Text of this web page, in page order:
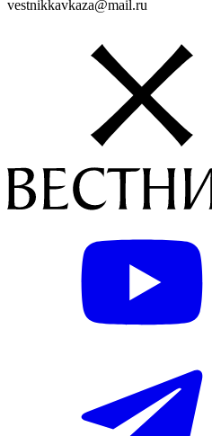
vestnikkavkaza@mail.ru